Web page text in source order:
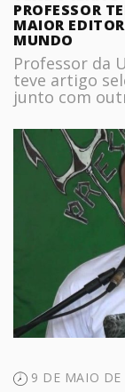
PROFESSOR
MAIOR
MUNDO
Professor da
teve artigo
junto com
9 DE MAIO